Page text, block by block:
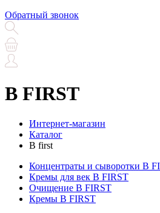
Обратный звонок
B FIRST
Интернет-магазин
Каталог
B first
Концентраты и сыворотки B
Кремы для век B FIRST
Очищение B FIRST
Кремы B FIRST